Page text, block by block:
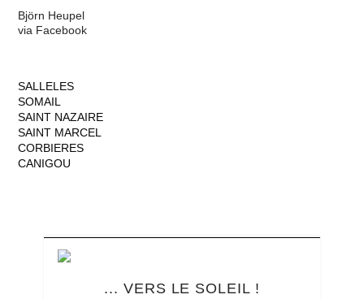
Björn Heupel
via Facebook
SALLELES
SOMAIL
SAINT NAZAIRE
SAINT MARCEL
CORBIERES
CANIGOU
... VERS LE SOLEIL !